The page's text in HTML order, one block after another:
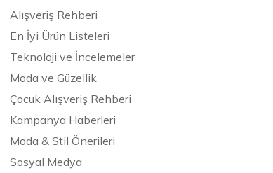
Alışveriş Rehberi
En İyi Ürün Listeleri
Teknoloji ve İncelemeler
Moda ve Güzellik
Çocuk Alışveriş Rehberi
Kampanya Haberleri
Moda & Stil Önerileri
Sosyal Medya